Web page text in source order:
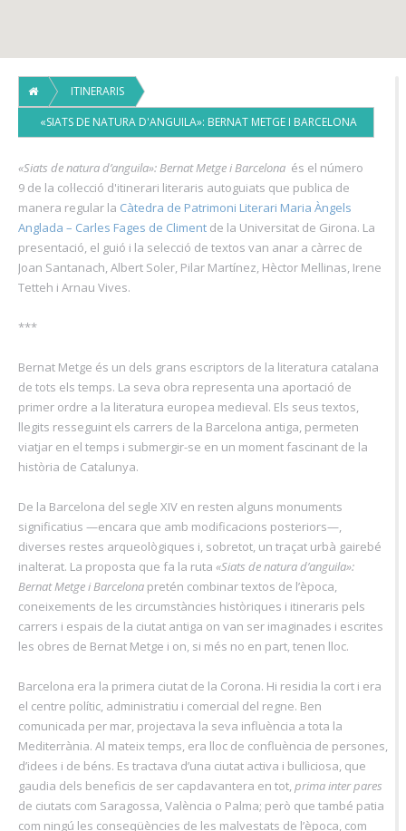
ITINERARIS
«SIATS DE NATURA D'ANGUILA»: BERNAT METGE I BARCELONA
«Siats de natura d’anguila»: Bernat Metgei Barcelona és el número
9 de la col·lecció d'itinerari literaris autoguiats que publica de
manera regular la Càtedra de Patrimoni Literari Maria Àngels
Anglada – Carles Fages de Climent de la Universitat de Girona. La
presentació, el guió i la selecció de textos van anar a càrrec de
Joan Santanach, Albert Soler, Pilar Martínez, Hèctor Mellinas, Irene
Tetteh i Arnau Vives.
***
Bernat Metge és un dels grans escriptors de la literatura catalana
de tots els temps. La seva obra representa una aportació de
primer ordre a la literatura europea medieval. Els seus textos,
llegits resseguint els carrers de la Barcelona antiga, permeten
viatjar en el temps i submergir-se en un moment fascinant de la
història de Catalunya.
De la Barcelona del segle XIV en resten alguns monuments
significatius —encara que amb modificacions posteriors—,
diverses restes arqueològiques i, sobretot, un traçat urbà gairebé
inalterat. La proposta que fa la ruta «Siats de natura d’anguila»:
Bernat Metgei Barcelona pretén combinar textos de l’època,
coneixements de les circumstàncies històriques i itineraris pels
carrers i espais de la ciutat antiga on van ser imaginades i escrites
les obres de Bernat Metge i on, si més no en part, tenen lloc.
Barcelona era la primera ciutat de la Corona. Hi residia la cort i era
el centre polític, administratiu i comercial del regne. Ben
comunicada per mar, projectava la seva influència a tota la
Mediterrània. Al mateix temps, era lloc de confluència de persones,
d’idees i de béns. Es tractava d’una ciutat activa i bulliciosa, que
gaudia dels beneficis de ser capdavantera en tot,prima inter pares
de ciutats com Saragossa, València o Palma; però que també patia
com ningú les conseqüències de les malvestats de l’època, com